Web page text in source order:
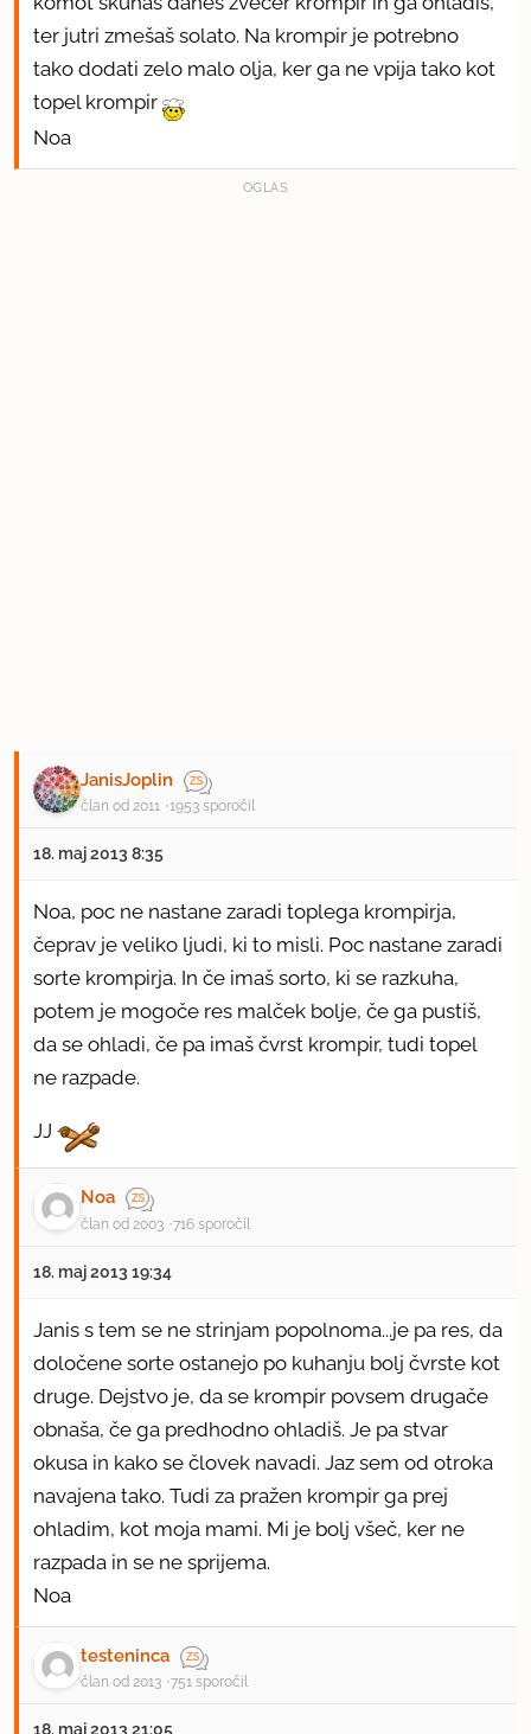
ter jutri zmešaš solato. Na krompir je potrebno
tako dodati zelo malo olja, ker ga ne vpija tako kot
topel krompir
Noa
OGLAS
JanisJoplin
član od 2011 1953 sporočil
18. maj 2013 8:35
Noa, poc ne nastane zaradi toplega krompirja,
čeprav je veliko ljudi, ki to misli. Poc nastane zaradi
sorte krompirja. In če imaš sorto, ki se razkuha,
potem je mogoče res malček bolje, če ga pustiš,
da se ohladi, če pa imaš čvrst krompir, tudi topel
ne razpade.
JJ
Noa
član od 2003 716 sporočil
18. maj 2013 19:34
Janis s tem se ne strinjam popolnoma...je pa res, da
določene sorte ostanejo po kuhanju bolj čvrste kot
druge. Dejstvo je, da se krompir povsem drugače
obnaša, če ga predhodno ohladiš. Je pa stvar
okusa in kako se človek navadi. Jaz sem od otroka
navajena tako. Tudi za pražen krompir ga prej
ohladim, kot moja mami. Mi je bolj všeč, ker ne
razpada in se ne sprijema.
Noa
testeninca
član od 2013 751 sporočil
18. maj 2013 21:05